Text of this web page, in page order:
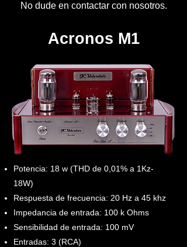
No dude en contactar con nosotros.
Acronos M1
Potencia: 18 w (THD de 0,01% a 1Kz-
18W)
Respuesta de frecuencia: 20 Hz a 45 khz
Impedancia de entrada: 100 k Ohms
Sensibilidad de entrada: 100 mV
Entradas: 3 (RCA)